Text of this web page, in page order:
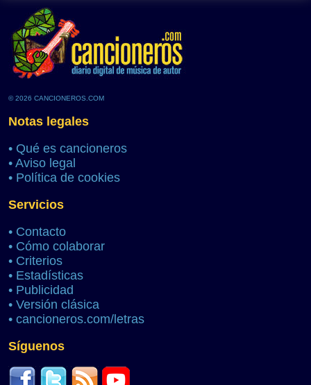
© 2026 CANCIONEROS.COM
Notas legales
• Qué es cancioneros
• Aviso legal
• Política de cookies
Servicios
• Contacto
• Cómo colaborar
• Criterios
• Estadísticas
• Publicidad
• Versión clásica
• cancioneros.com/letras
Síguenos